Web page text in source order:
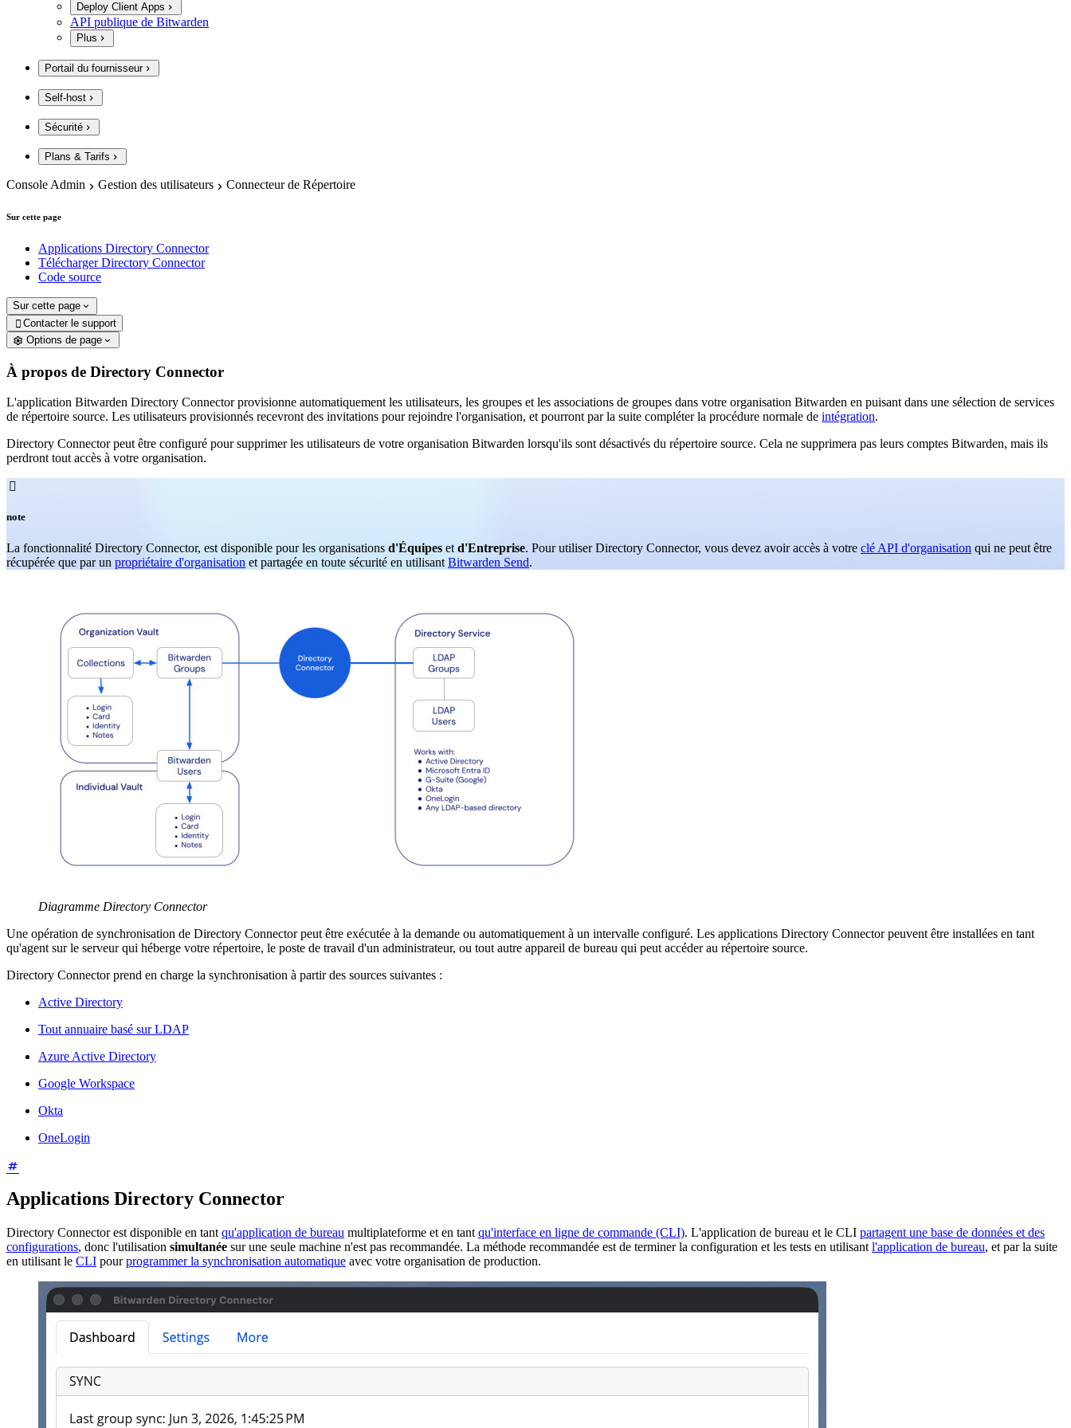
Deploy Client Apps
API publique de Bitwarden
Plus
Portail du fournisseur
Self-host
Sécurité
Plans & Tarifs
Console Admin Gestion des utilisateurs Connecteur de Répertoire
Sur cette page
Applications Directory Connector
Télécharger Directory Connector
Code source
Sur cette page
 Contacter le support
Options de page
À propos de Directory Connector
L'application Bitwarden Directory Connector provisionne automatiquement les utilisateurs, les groupes et les associations de groupes dans votre organisation Bitwarden en puisant dans une sélection de services
de répertoire source. Les utilisateurs provisionnés recevront des invitations pour rejoindre l'organisation, et pourront par la suite compléter la procédure normale de intégration.
Directory Connector peut être configuré pour supprimer les utilisateurs de votre organisation Bitwarden lorsqu'ils sont désactivés du répertoire source. Cela ne supprimera pas leurs comptes Bitwarden, mais ils
perdront tout accès à votre organisation.

note
La fonctionnalité Directory Connector, est disponible pour les organisations d'Équipes et d'Entreprise. Pour utiliser Directory Connector, vous devez avoir accès à votre clé API d'organisation qui ne peut être
récupérée que par un propriétaire d'organisation et partagée en toute sécurité en utilisant Bitwarden Send.
Diagramme Directory Connector
Une opération de synchronisation de Directory Connector peut être exécutée à la demande ou automatiquement à un intervalle configuré. Les applications Directory Connector peuvent être installées en tant
qu'agent sur le serveur qui héberge votre répertoire, le poste de travail d'un administrateur, ou tout autre appareil de bureau qui peut accéder au répertoire source.
Directory Connector prend en charge la synchronisation à partir des sources suivantes :
Active Directory
Tout annuaire basé sur LDAP
Azure Active Directory
Google Workspace
Okta
OneLogin
Applications Directory Connector
Directory Connector est disponible en tant qu'application de bureau multiplateforme et en tant qu'interface en ligne de commande (CLI). L'application de bureau et le CLI partagent une base de données et des
configurations, donc l'utilisation simultanée sur une seule machine n'est pas recommandée. La méthode recommandée est de terminer la configuration et les tests en utilisant l'application de bureau, et par la suite
en utilisant le CLI pourprogrammer la synchronisation automatique avec votre organisation de production.